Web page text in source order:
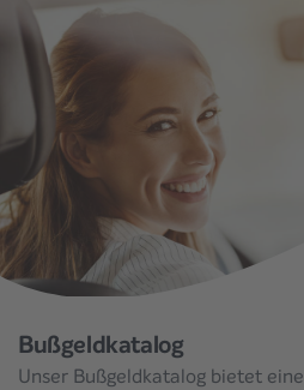
Bußgeldkatalog
Unser Bußgeldkatalog bietet eine